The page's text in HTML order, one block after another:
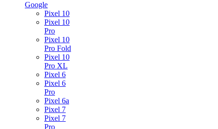
Google
Pixel 10
Pixel 10
Pro
Pixel 10
Pro Fold
Pixel 10
Pro XL
Pixel 6
Pixel 6
Pro
Pixel 6a
Pixel 7
Pixel 7
Pro